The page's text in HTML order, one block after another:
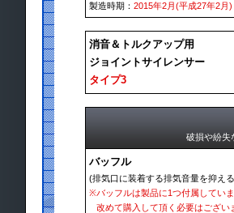
製造時期：2015年2月(平成27年2月)
消音＆トルクアップ用
ジョイントサイレンサー
タイプ3
破損や紛失
バッフル
(排気口に装着する排気音量を抑え
※バッフルは製品に1つ付属してい
改めて購入して頂く必要はござい